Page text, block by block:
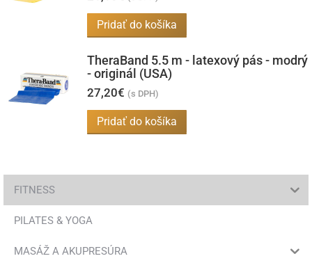
Pridať do košíka
TheraBand 5.5 m - latexový pás - modrý
- originál (USA)
27,20€ (s DPH)
Pridať do košíka
FITNESS
PILATES & YOGA
MASÁŽ A AKUPRESÚRA